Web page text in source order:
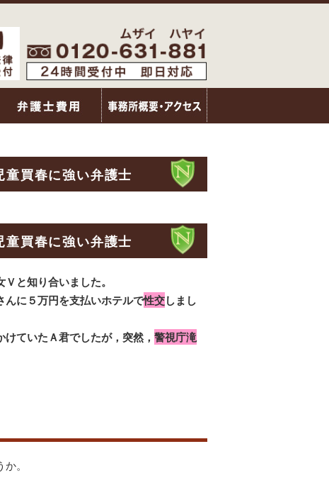
買春に強い弁護士
買春に強い弁護士
と知り合いました。
んに５万円を支払いホテルで性交しまし
ていたＡ君でしたが，突然， 警視庁滝
。